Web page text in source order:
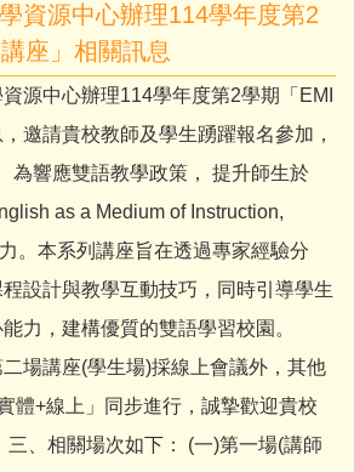
資源中心辦理114學年度第2
座」相關訊息
源中心辦理114學年度第2學期「EMI
邀請貴校教師及學生踴躍報名參加，
為響應雙語教學政策， 提升師生於
as a Medium of Instruction,
。本系列講座旨在透過專家經驗分
設計與教學互動技巧，同時引導學生
力，建構優質的雙語學習校園。
場講座(學生場)採線上會議外，其他
體+線上」同步進行，誠摯歡迎貴校
三、相關場次如下： (一)第一場(講師